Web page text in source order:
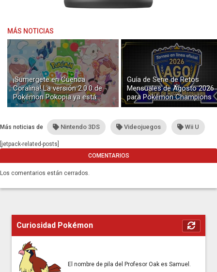
MÁS NOTICIAS
¡Sumergete en Cuenca
Coralina! La versión 2.0.0 de
Pokémon Pokopia ya está
disponible con buceo y
Guía de Serie de Retos
Mensuales de Agosto 2026
para Pokémon Champions
Más noticias de Nintendo 3DS Videojuegos Wii U
[jetpack-related-posts]
COMENTARIOS
Los comentarios están cerrados.
Curiosidad Pokémon
El nombre de pila del Profesor Oak es Samuel.